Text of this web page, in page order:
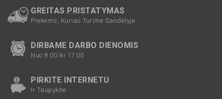
GREITAS PRISTATYMAS
Prekėms, Kurias Turime Sandėlyje
DIRBAME DARBO DIENOMIS
Nuo 8.00 Iki 17.00
PIRKITE INTERNETU
Ir Taupykite